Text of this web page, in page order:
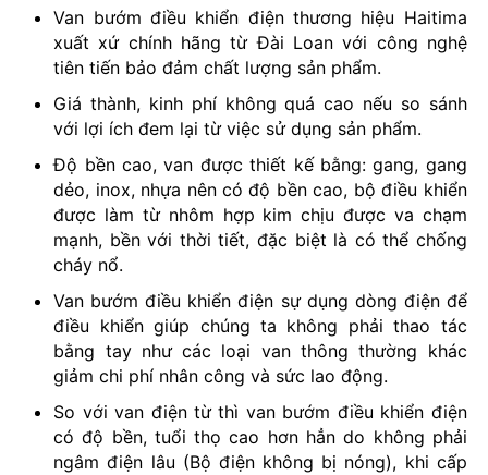
Van bướm điều khiển điện thương hiệu Haitima
xuất xứ chính hãng từ Đài Loan với công nghệ
tiên tiến bảo đảm chất lượng sản phẩm.
Giá thành, kinh phí không quá cao nếu so sánh
với lợi ích đem lại từ việc sử dụng sản phẩm.
Độ bền cao, van được thiết kế bằng: gang, gang
dẻo, inox, nhựa nên có độ bền cao, bộ điều khiển
được làm từ nhôm hợp kim chịu được va chạm
mạnh, bền với thời tiết, đặc biệt là có thể chống
cháy nổ.
Van bướm điều khiển điện sự dụng dòng điện để
điều khiển giúp chúng ta không phải thao tác
bằng tay như các loại van thông thường khác
giảm chi phí nhân công và sức lao động.
So với van điện từ thì van bướm điều khiển điện
có độ bền, tuổi thọ cao hơn hẳn do không phải
ngâm điện lâu (Bộ điện không bị nóng), khi cấp